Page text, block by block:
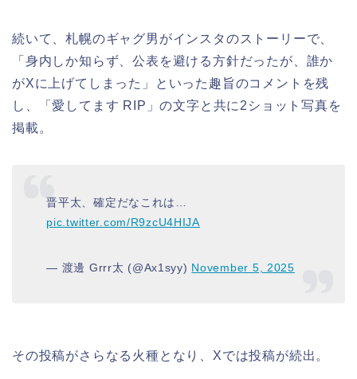
続いて、札幌のギャグ男がインスタのストーリーで、
「身内しか知らず、公表を避ける方針だったが、誰か
がXに上げてしまった」といった趣旨のコメントを残
し、「愛してます RIP」の文字と共に2ショット写真を
掲載。
晋平太、確定だなこれは…
pic.twitter.com/R9zcU4HIJA
— 渡邊 Grrr太 (@Ax1syy) November 5, 2025
その投稿がさらなる火種となり、Xでは投稿が続出。